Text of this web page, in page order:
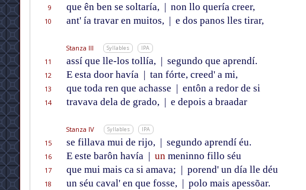
9
que ên ben se soltaría, | non llo quería creer,
10
ant' ía travar en muitos, | e dos panos lles tirar,
Stanza III Syllables IPA
11 assí que lle-los tollía, | segundo que aprendí.
12
E esta door havía | tan fórte, creed' a mi,
13
que toda ren que achasse | entôn a redor de si
14
travava dela de grado, | e depois a braadar
Stanza IV Syllables IPA
15 se fillava mui de rijo, | segundo aprendí éu.
16
E este barôn havía | unmeninno fillo séu
17
que mui mais ca si amava; | porend' un día lle déu
18
un séu caval' en que fosse, | polo mais apessõar.